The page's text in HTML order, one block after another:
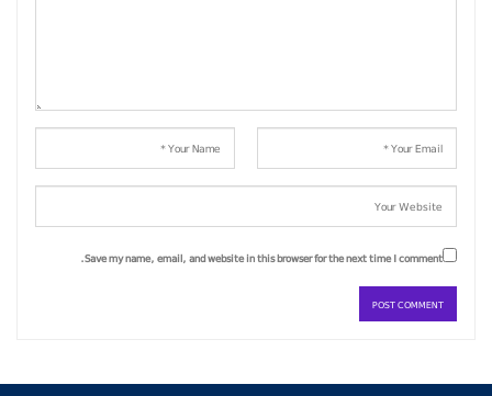
Save my name, email, and website in this browser for the next time I comment.